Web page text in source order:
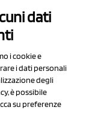
dati
i cookie e
i dati personali
degli
è possibile
su preferenze